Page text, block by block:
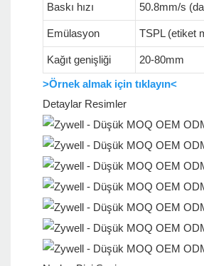
Baskı hızı 50.8mm/s
Emülasyon TSPL (etiket
Kağıt genişliği
20-80mm
>Örnek almak için tıklayın<
Detaylar Resimler